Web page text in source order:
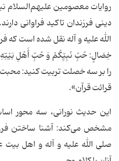
روایات معصومین علیهم‌السلام
دینی فرزندان تاکید فراوانی
الله علیه و آله نقل شده است که
خِصَالٍ: حُبِّ نَبِیِّکُمْ وَ حُبِّ أَهْلِ بَیْتِهِ وَ
را بر سه خصلت تربیت کنید:
قرائت قرآن».
این حدیث نورانی، سه محور
مشخص می‌کند: آشنا ساختن
صلی الله علیه و آله و اهل بیت